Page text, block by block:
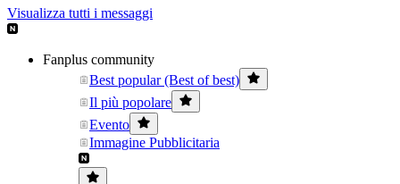
Visualizza tutti i messaggi
Fanplus community
Best popular (Best of best)
Il più popolare
Evento
Immagine Pubblicitaria